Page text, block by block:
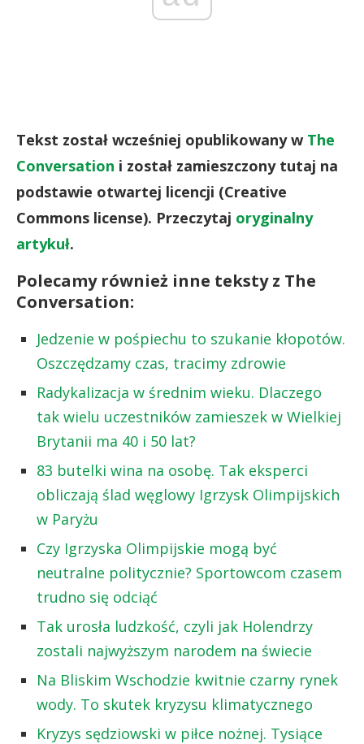
Tekst został wcześniej opublikowany w The
Conversation i został zamieszczony tutaj na
podstawie otwartej licencji (Creative
Commons license). Przeczytaj oryginalny
artykuł.
Polecamy również inne teksty z The
Conversation:
Jedzenie w pośpiechu to szukanie kłopotów.
Oszczędzamy czas, tracimy zdrowie
Radykalizacja w średnim wieku. Dlaczego
tak wielu uczestników zamieszek w Wielkiej
Brytanii ma 40 i 50 lat?
83 butelki wina na osobę. Tak eksperci
obliczają ślad węglowy Igrzysk Olimpijskich
w Paryżu
Czy Igrzyska Olimpijskie mogą być
neutralne politycznie? Sportowcom czasem
trudno się odciąć
Tak urosła ludzkość, czyli jak Holendrzy
zostali najwyższym narodem na świecie
Na Bliskim Wschodzie kwitnie czarny rynek
wody. To skutek kryzysu klimatycznego
Kryzys sędziowski w piłce nożnej. Tysiące